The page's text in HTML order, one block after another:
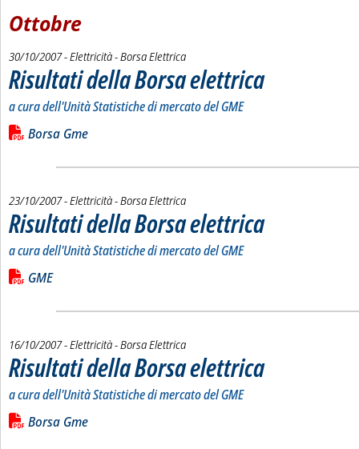
Ottobre
30/10/2007- Elettricità - Borsa Elettrica
Risultati della Borsa elettrica. Sottotitolo: a cura
. Pubblicata martedì 30
a cura dell'Unità Statistiche di mercato del GME
Leggi tutta la notizia: 'Risultati della Borsa elettrica'
Lista allegati PDF alla notizia
Borsa Gme
23/10/2007- Elettricità - Borsa Elettrica
Risultati della Borsa elettrica. Sottotitolo: a cura
. Pubblicata martedì 23
a cura dell'Unità Statistiche di mercato del GME
Leggi tutta la notizia: 'Risultati della Borsa elettrica'
Lista allegati PDF alla notizia
GME
16/10/2007- Elettricità - Borsa Elettrica
Risultati della Borsa elettrica. Sottotitolo: a cura
. Pubblicata martedì 16
a cura dell'Unità Statistiche di mercato del GME
Leggi tutta la notizia: 'Risultati della Borsa elettrica'
Lista allegati PDF alla notizia
Borsa Gme